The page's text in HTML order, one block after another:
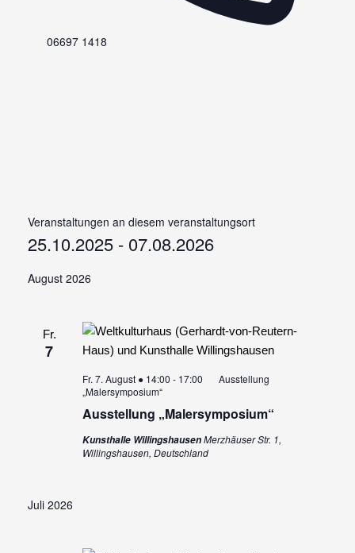
Telefon
06697 1418
Veranstaltungen an diesem veranstaltungsort
25.10.2025 - 07.08.2026
wählen.
August 2026
Fr.
7
Ausstellung „Malersymposium“
Fr. 7. August ● 14:00 - 17:00
Ausstellung
„Malersymposium“
Kunsthalle WillingshausenMerzhäuser Str. 1,
Willingshausen, Deutschland
Juli 2026